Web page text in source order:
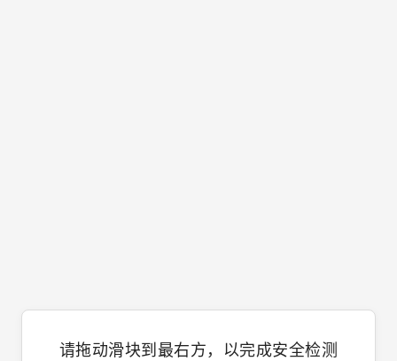
请拖动滑块到最右方，以完成安全检测